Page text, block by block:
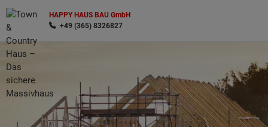
HAPPY HAUS BAU GmbH
+49 (365) 8326827
Wonach möchten Sie suchen?